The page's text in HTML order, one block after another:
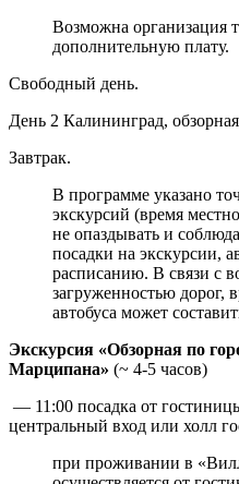
Возможна организация
дополнительную плату.
Свободный день.
День 2 Калининград,
Завтрак.
В программе указано
экскурсий (время
не опаздывать и
посадки на экскурсии,
расписанию. В связи с
загруженностью дорог,
автобуса может
Экскурсия «Обзорная по
Марципана» (~ 4-5 часов)
— 11:00 посадка от
центральный вход или холл
при проживании в